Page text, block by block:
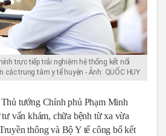
trực tiếp trải nghiệm hệ thống kết nối
các trung tâm y tế huyện - Ảnh: QUỐC HUY
tướng Chính phủ Phạm Minh
vấn khám, chữa bệnh từ xa vừa
thông và Bộ Y tế công bố kết